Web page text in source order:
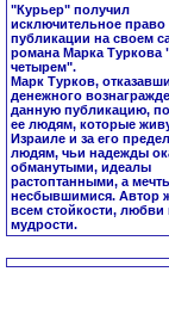
"Курьер" получил
исключительное право
публикации на своем
романа Марка Туркова
четырем".
Марк Турков,
денежного
данную публикацию,
ее людям, которые
Израиле и за его
людям, чьи надежды
обманутыми, идеалы
растоптанными, а
несбывшимися. Автор
всем стойкости, любви
мудрости.